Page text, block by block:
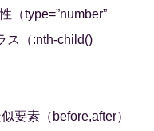
（type=”number”
ス（:nth-child()
要素（before,after）